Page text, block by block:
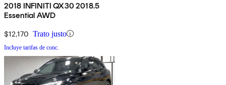
2018 INFINITI QX30 2018.5
Essential AWD
$12,170 Trato justo
Incluye tarifas de conc.